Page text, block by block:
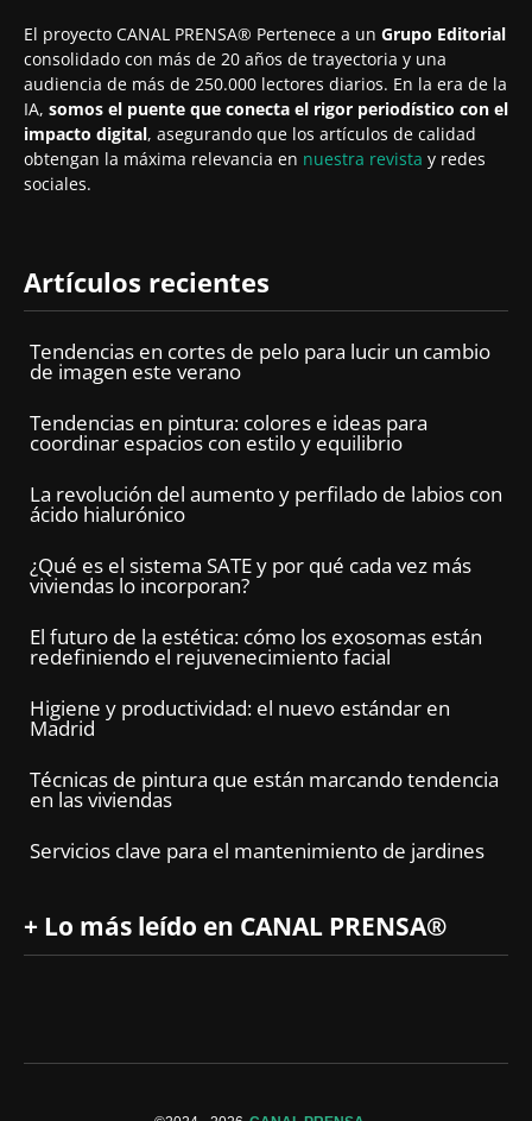
El proyecto CANAL PRENSA® Pertenece a un Grupo Editorial
consolidado con más de 20 años de trayectoria y una
audiencia de más de 250.000 lectores diarios. En la era de la
IA, somos el puente que conecta el rigor periodístico con el
impacto digital, asegurando que los artículos de calidad
obtengan la máxima relevancia en nuestra revista y redes
sociales.
Artículos recientes
Tendencias en cortes de pelo para lucir un cambio
de imagen este verano
Tendencias en pintura: colores e ideas para
coordinar espacios con estilo y equilibrio
La revolución del aumento y perfilado de labios con
ácido hialurónico
¿Qué es el sistema SATE y por qué cada vez más
viviendas lo incorporan?
El futuro de la estética: cómo los exosomas están
redefiniendo el rejuvenecimiento facial
Higiene y productividad: el nuevo estándar en
Madrid
Técnicas de pintura que están marcando tendencia
en las viviendas
Servicios clave para el mantenimiento de jardines
+ Lo más leído en CANAL PRENSA®